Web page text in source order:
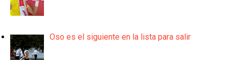
Oso es el siguiente en la lista para salir